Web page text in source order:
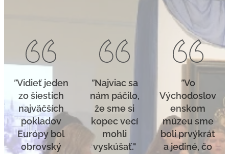
”Vidieť jeden
zo šiestich
najväčších
pokladov
Európy bol
obrovský
”Najviac sa
nám páčilo,
že sme si
kopec vecí
mohli
vyskúšať."
”Vo
Východoslov
enskom
múzeu sme
boli prvýkrát
a jediné, čo